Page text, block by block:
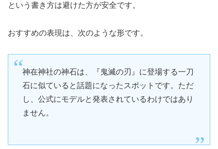
という書き方は避けた方が安全です。
おすすめの表現は、次のような形です。
神在神社の神石は、『鬼滅の刃』に登場する一刀
石に似ていると話題になったスポットです。ただ
し、公式にモデルと発表されているわけではあり
ません。